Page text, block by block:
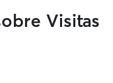
Visitas